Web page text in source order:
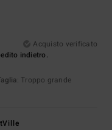
Acquisto verificato
indietro.
: Troppo grande